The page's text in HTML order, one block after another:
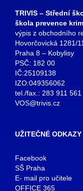
TRIVIS – Střední
škola prevence
výpis z obchodního
Hovorčovická 1281/11
Praha 8 – Kobylisy
PSČ: 182 00
IČ:25109138
IZO:049356062
tel./fax.: 283 911 561
VOS@trivis.cz
UŽITEČNÉ ODKAZY
Facebook
SŠ Praha
E- mail pro učitele
OFFICE 365